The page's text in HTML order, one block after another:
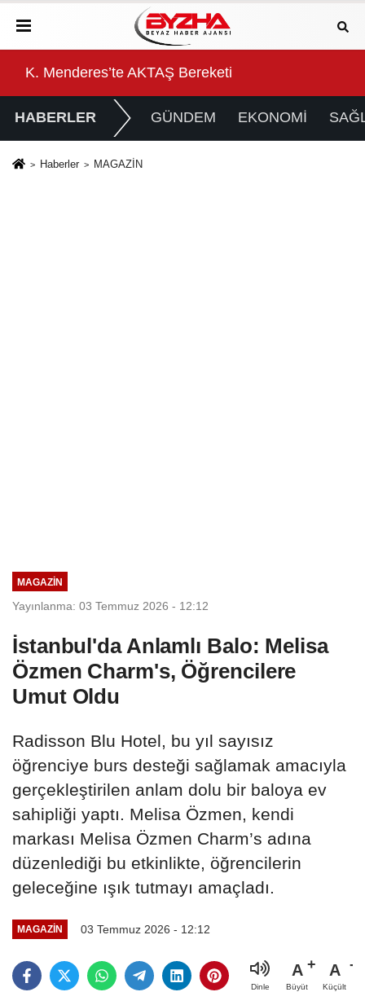
Başkan Çerçioğlu'ndan 7 Eylül Temalı Ödüllü
HABERLER GÜNDEM EKONOMİ
Haberler MAGAZİN
MAGAZİN
Yayınlanma: 03 Temmuz 2026 - 12:12
İstanbul'da Anlamlı Balo: Melisa
Özmen Charm's, Öğrencilere
Umut Oldu
Radisson Blu Hotel, bu yıl sayısız
öğrenciye burs desteği sağlamak amacıyla
gerçekleştirilen anlam dolu bir baloya ev
sahipliği yaptı. Melisa Özmen, kendi
markası Melisa Özmen Charm’s adına
düzenlediği bu etkinlikte, öğrencilerin
geleceğine ışık tutmayı amaçladı.
MAGAZİN 03 Temmuz 2026 - 12:12
Dinle
A
Büyüt
A
Küçült